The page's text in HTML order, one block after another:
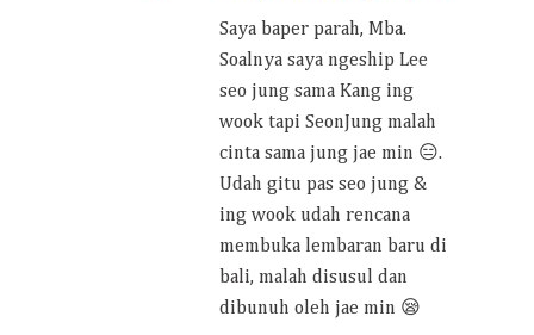
Saya baper parah, Mba.
Soalnya saya ngeship Lee
seo jung sama Kang ing
wook tapi SeonJung malah
cinta sama jung jae min 😑.
Udah gitu pas seo jung &
ing wook udah rencana
membuka lembaran baru di
bali, malah disusul dan
dibunuh oleh jae min 😪